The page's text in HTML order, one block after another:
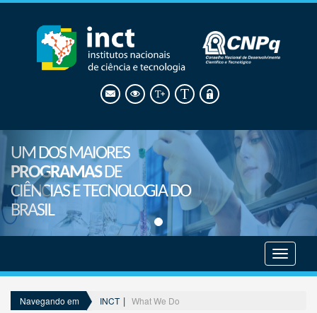
UM DOS MAIORES
PROGRAMASDE
CIÊNCIAS E TECNOLOGIA DO
BRASIL
menu
Navegando em INCT What We Do